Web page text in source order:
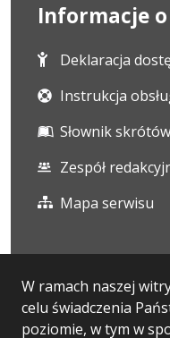
W ramach naszej
celu świadczenia
poziomie, w tym w
Informacje
Deklaracja
Instrukcja
Słownik skrótów
Zespół
Mapa serwisu
Statystyki